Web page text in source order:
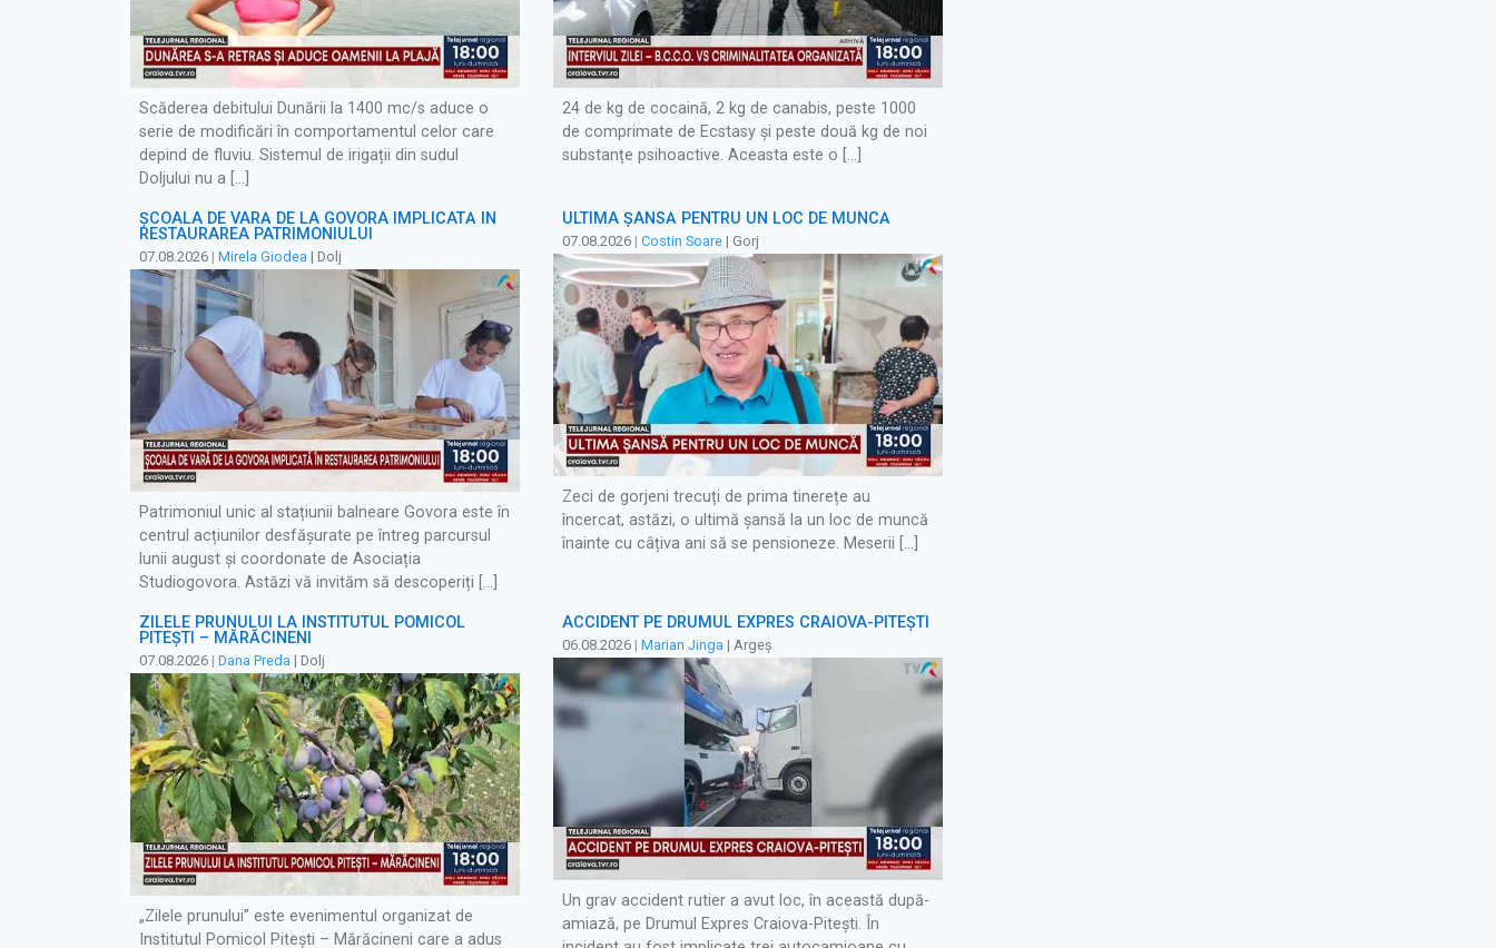
Scăderea debitului Dunării la 1400 mc/s aduce o
serie de modificări în comportamentul celor care
depind de fluviu. Sistemul de irigații din sudul
Doljului nu a […]
24 de kg de cocaină, 2 kg de canabis, peste 1000
de comprimate de Ecstasy și peste două kg de noi
substanțe psihoactive. Aceasta este o […]
ȘCOALA DE VARĂ DE LA GOVORA IMPLICATĂ ÎN
RESTAURAREA PATRIMONIULUI
07.08.2026 | Mirela Giodea | Dolj
Patrimoniul unic al stațiunii balneare Govora este în
centrul acțiunilor desfășurate pe întreg parcursul
lunii august și coordonate de Asociația
Studiogovora. Astăzi vă invităm să descoperiți […]
ULTIMA ȘANSĂ PENTRU UN LOC DE MUNCĂ
07.08.2026 | Costin Soare | Gorj
Zeci de gorjeni trecuți de prima tinerețe au
încercat, astăzi, o ultimă șansă la un loc de muncă
înainte cu câțiva ani să se pensioneze. Meserii […]
ZILELE PRUNULUI LA INSTITUTUL POMICOL
PITEȘTI – MĂRĂCINENI
07.08.2026 | Dana Preda | Dolj
„Zilele prunului” este evenimentul organizat de
Institutul Pomicol Pitești – Mărăcineni care a adus
ACCIDENT PE DRUMUL EXPRES CRAIOVA-PITEȘTI
06.08.2026 | Marian Jinga | Argeș
Un grav accident rutier a avut loc, în această după-
amiază, pe Drumul Expres Craiova-Pitești. În